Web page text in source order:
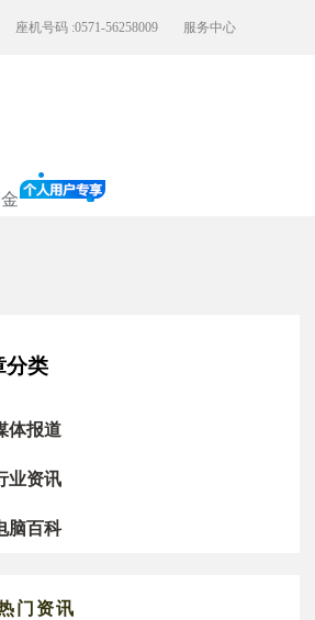
座机号码 :0571-56258009 服务中心
分类
体报道
业资讯
脑百科
门资讯